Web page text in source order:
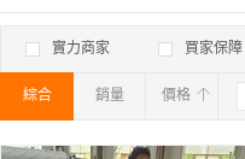
實力商家 買家保障
綜合 銷量 價格